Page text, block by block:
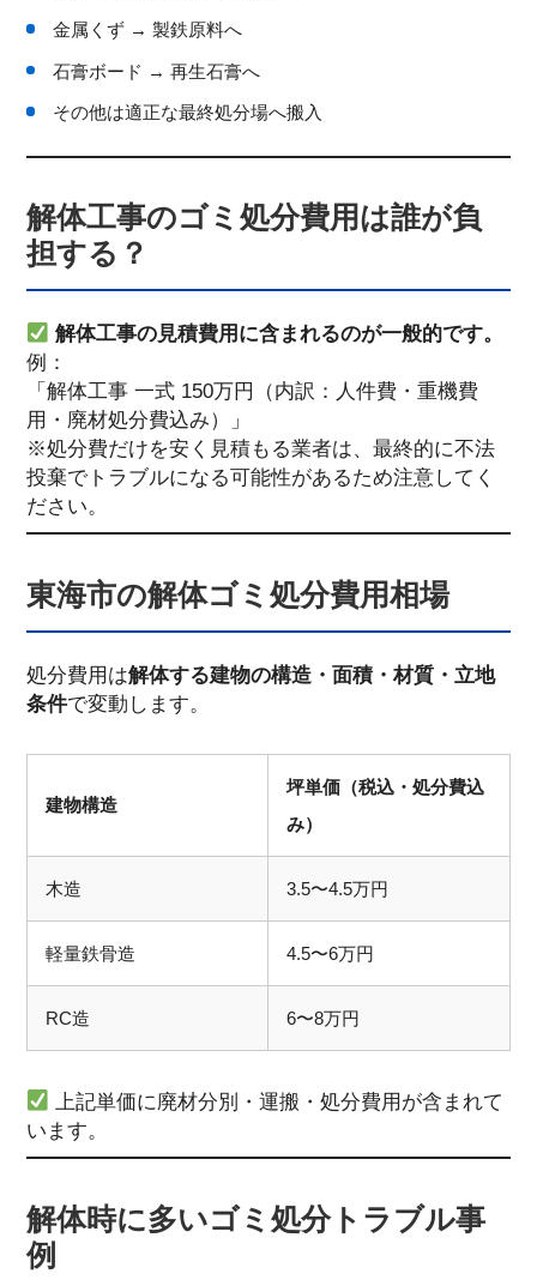
金属くず → 製鉄原料へ
石膏ボード → 再生石膏へ
その他は適正な最終処分場へ搬入
解体工事のゴミ処分費用は誰が負
担する？
解体工事の見積費用に含まれるのが一般的です。
例：
「解体工事 一式 150万円（内訳：人件費・重機費
用・廃材処分費込み）」
※処分費だけを安く見積もる業者は、最終的に不法
投棄でトラブルになる可能性があるため注意してく
ださい。
東海市の解体ゴミ処分費用相場
処分費用は解体する建物の構造・面積・材質・立地
条件で変動します。
建物構造
坪単価（税込・処分費込
み）
木造 3.5〜4.5万円
軽量鉄骨造 4.5〜6万円
RC造 6〜8万円
上記単価に廃材分別・運搬・処分費用が含まれて
います。
解体時に多いゴミ処分トラブル事
例